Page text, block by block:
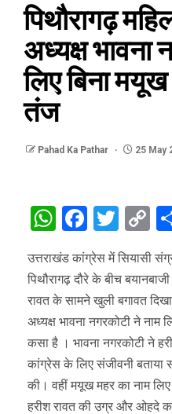
पिथौरागढ़
अध्यक्ष भावना
लिए बिना
तंज
Pahad Ka Pathar 25 May
WhatsApp
उत्तराखंड कांग्रेस में सियासी
पिथौरागढ़ दौरे के बीच
रावत के सामने खुली बगावत
अध्यक्ष भावना नगरकोटी ने नाम
कसा है ‌। भावना नगरकोटी ने
कांग्रेस के लिए संजीवनी बताया
की। वहीं मयूख महर का नाम
हरीश रावत की उग्र और ओहदे